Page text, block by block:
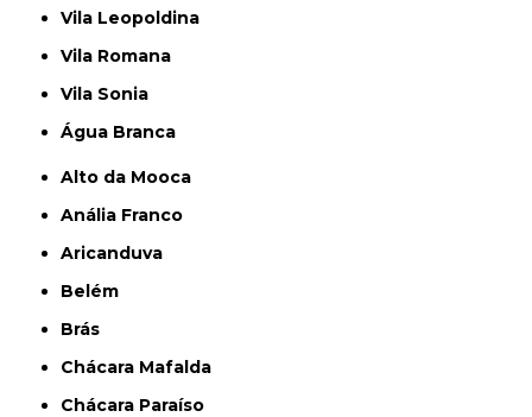
Vila Leopoldina
Vila Romana
Vila Sonia
Água Branca
Alto da Mooca
Anália Franco
Aricanduva
Belém
Brás
Chácara Mafalda
Chácara Paraíso